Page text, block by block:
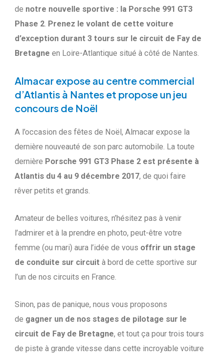
de notre nouvelle sportive : la Porsche 991 GT3
Phase 2. Prenez le volant de cette voiture
d’exception durant 3 tours sur le circuit de Fay de
Bretagne en Loire-Atlantique situé à côté de Nantes.
Almacar expose au centre commercial
d’Atlantis à Nantes et propose un jeu
concours de Noël
A l’occasion des fêtes de Noël, Almacar expose la
dernière nouveauté de son parc automobile. La toute
dernière Porsche 991 GT3 Phase 2 est présente à
Atlantis du 4 au 9 décembre 2017, de quoi faire
rêver petits et grands.
Amateur de belles voitures, n’hésitez pas à venir
l’admirer et à la prendre en photo, peut-être votre
femme (ou mari) aura l’idée de vous offrir un stage
de conduite sur circuit à bord de cette sportive sur
l’un de nos circuits en France.
Sinon, pas de panique, nous vous proposons
de gagner un de nos stages de pilotage sur le
circuit de Fay de Bretagne, et tout ça pour trois tours
de piste à grande vitesse dans cette incroyable voiture